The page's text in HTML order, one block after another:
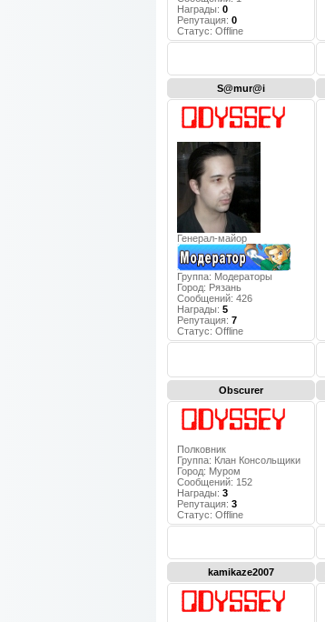
Награды: 0
Репутация: 0
Статус: Offline
S@mur@i
Генерал-майор
Группа: Модераторы
Город: Рязань
Сообщений: 426
Награды: 5
Репутация: 7
Статус: Offline
Obscurer
Полковник
Группа: Клан Консольщики
Город: Муром
Сообщений: 152
Награды: 3
Репутация: 3
Статус: Offline
kamikaze2007